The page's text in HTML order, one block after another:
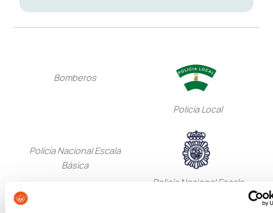
Bomberos
Policía Local
Policía Nacional Escala
Básica
Policía Nacional Escala